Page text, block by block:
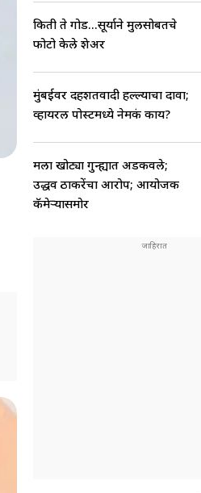
किती ते गोड...सूर्याने मुलीसोबतचे
फोटो केले शेअर
मुंबईवर दहशतवादी हल्ल्याचा दावा;
व्हायरल पोस्टमध्ये नेमकं काय?
मला खोट्या गुन्ह्यात अडकवले;
उद्धव ठाकरेंचा आरोप; आयोजक
कॅमेऱ्यासमोर